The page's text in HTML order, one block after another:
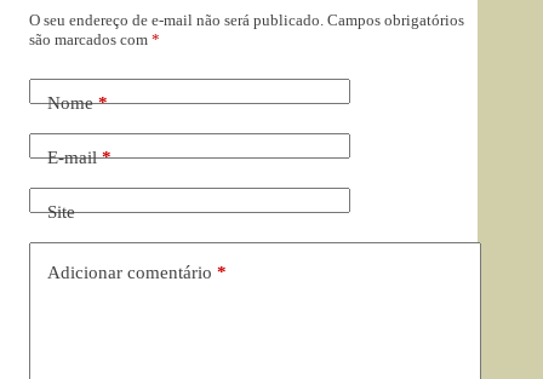
O seu endereço de e-mail não será publicado. Campos obrigatórios
são marcados com *
Nome*
E-mail*
Site
Adicionar comentário *